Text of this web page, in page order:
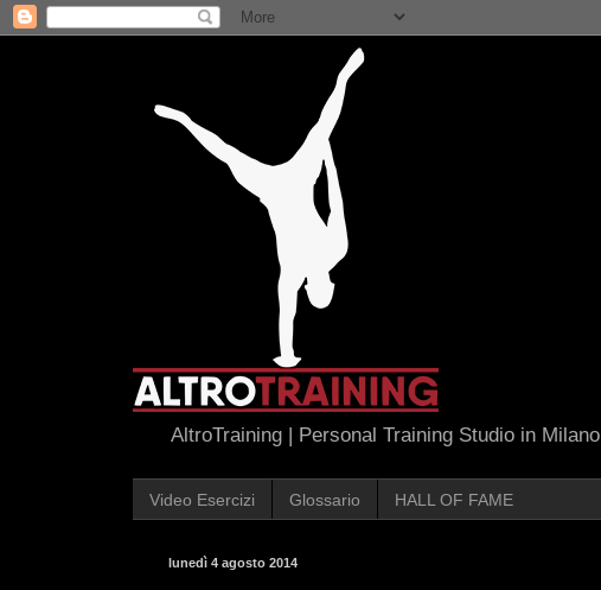
AltroTraining | Personal Training Studio in Milano
Video Esercizi Glossario HALL OF FAME
lunedì 4 agosto 2014